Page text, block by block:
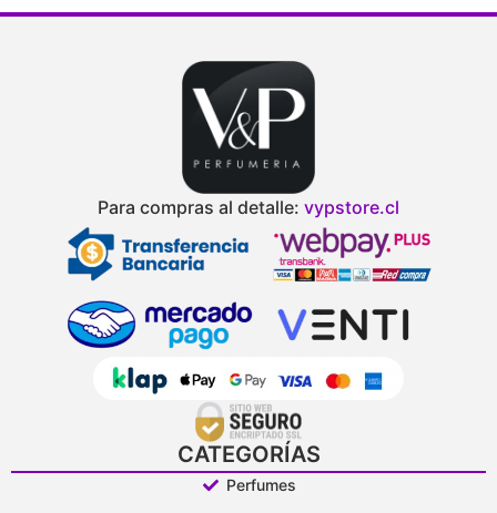
Para compras al detalle: vypstore.cl
CATEGORÍAS
Perfumes